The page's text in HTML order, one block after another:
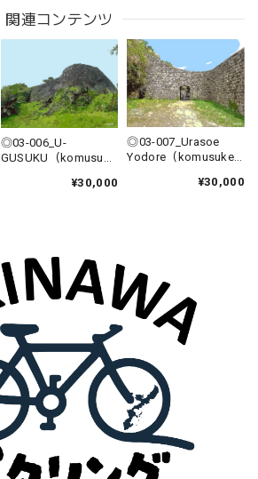
関連コンテンツ
◎03-006_U-
GUSUKU（komusuke
¥30,000
◎03-007_Urasoe
Yodore（komusuke
¥30,000